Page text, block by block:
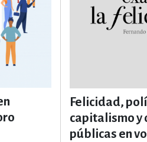
Felicidad,
capitalismo y
públicas en